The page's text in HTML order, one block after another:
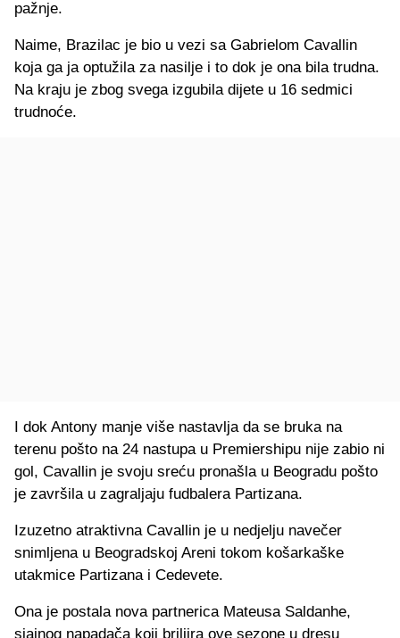
pažnje.
Naime, Brazilac je bio u vezi sa Gabrielom Cavallin
koja ga ja optužila za nasilje i to dok je ona bila trudna.
Na kraju je zbog svega izgubila dijete u 16 sedmici
trudnoće.
I dok Antony manje više nastavlja da se bruka na
terenu pošto na 24 nastupa u Premiershipu nije zabio ni
gol, Cavallin je svoju sreću pronašla u Beogradu pošto
je završila u zagraljaju fudbalera Partizana.
Izuzetno atraktivna Cavallin je u nedjelju navečer
snimljena u Beogradskoj Areni tokom košarkaške
utakmice Partizana i Cedevete.
Ona je postala nova partnerica Mateusa Saldanhe,
sjajnog napadača koji briljira ove sezone u dresu